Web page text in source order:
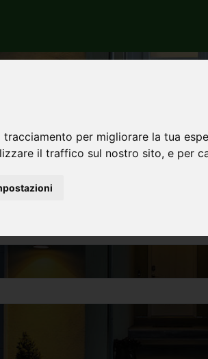
per migliorare la tua
il traffico sul nostro sito, e per